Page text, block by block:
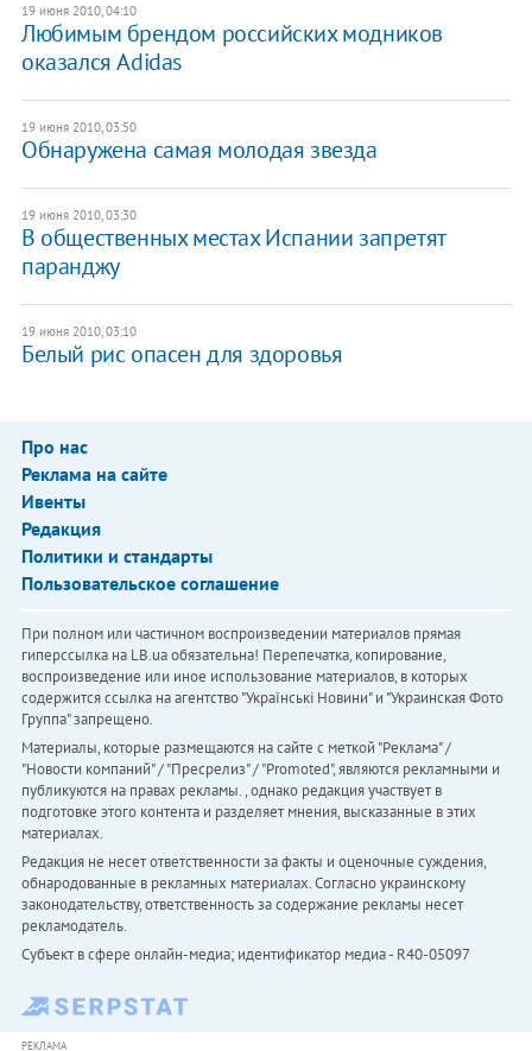
19 июня 2010, 04:10
Любимым брендом российских модников
оказался Adidas
19 июня 2010, 03:50
Обнаружена самая молодая звезда
19 июня 2010, 03:30
В общественных местах Испании запретят
паранджу
19 июня 2010, 03:10
Белый рис опасен для здоровья
Про нас
Реклама на сайте
Ивенты
Редакция
Политики и стандарты
Пользовательское соглашение
При полном или частичном воспроизведении материалов прямая
гиперссылка на LB.ua обязательна! Перепечатка, копирование,
воспроизведение или иное использование материалов, в которых
содержится ссылка на агентство "Українськi Новини" и "Украинская Фото
Группа" запрещено.
Материалы, которые размещаются на сайте с меткой "Реклама" /
"Новости компаний" / "Пресрелиз" / "Promoted", являются рекламными и
публикуются на правах рекламы. , однако редакция участвует в
подготовке этого контента и разделяет мнения, высказанные в этих
материалах.
Редакция не несет ответственности за факты и оценочные суждения,
обнародованные в рекламных материалах. Согласно украинскому
законодательству, ответственность за содержание рекламы несет
рекламодатель.
Субъект в сфере онлайн-медиа; идентификатор медиа - R40-05097
РЕКЛАМА